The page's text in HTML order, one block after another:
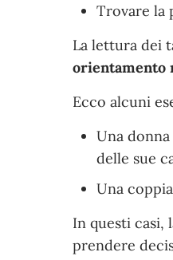
Trovare la
La lettura dei
orientamento
Ecco alcuni
Una
delle sue
Una
In questi casi,
prendere